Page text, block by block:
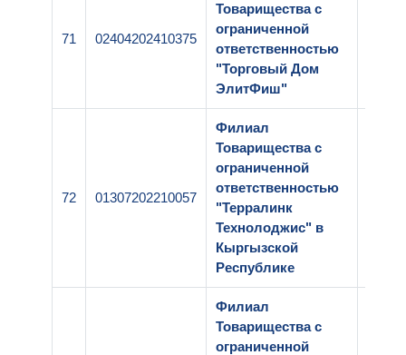
71 02404202410375
Товарищества с
ограниченной
ответственностью
"Торговый Дом
ЭлитФиш"
72 01307202210057
Филиал
Товарищества с
ограниченной
ответственностью
"Терралинк
Технолоджис" в
Кыргызской
Республике
Филиал
Товарищества с
ограниченной